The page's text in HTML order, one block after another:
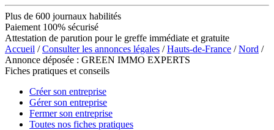
Plus de 600 journaux habilités
Paiement 100% sécurisé
Attestation de parution pour le greffe immédiate et gratuite
Accueil /Consulter les annonces légales /Hauts-de-France /Nord /
Annonce déposée : GREEN IMMO EXPERTS
Fiches pratiques et conseils
Créer son entreprise
Gérer son entreprise
Fermer son entreprise
Toutes nos fiches pratiques